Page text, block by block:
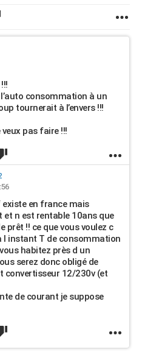
consommation à un
tournerait à l’envers !!!
veux pas faire !!!
existe en france mais
et n est rentable 10ans que
prêt !! ce que vous voulez c
l instant T de consommation
habitez près d un
serez donc obligé de
convertisseur 12/230v (et
de courant je suppose